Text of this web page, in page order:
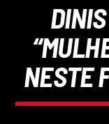
NESTE